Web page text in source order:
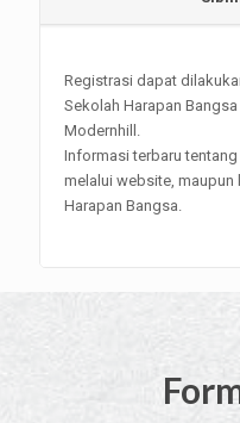
Registrasi dapat
Sekolah Harapan
Modernhill.
Informasi terbaru
melalui website,
Harapan Bangsa.